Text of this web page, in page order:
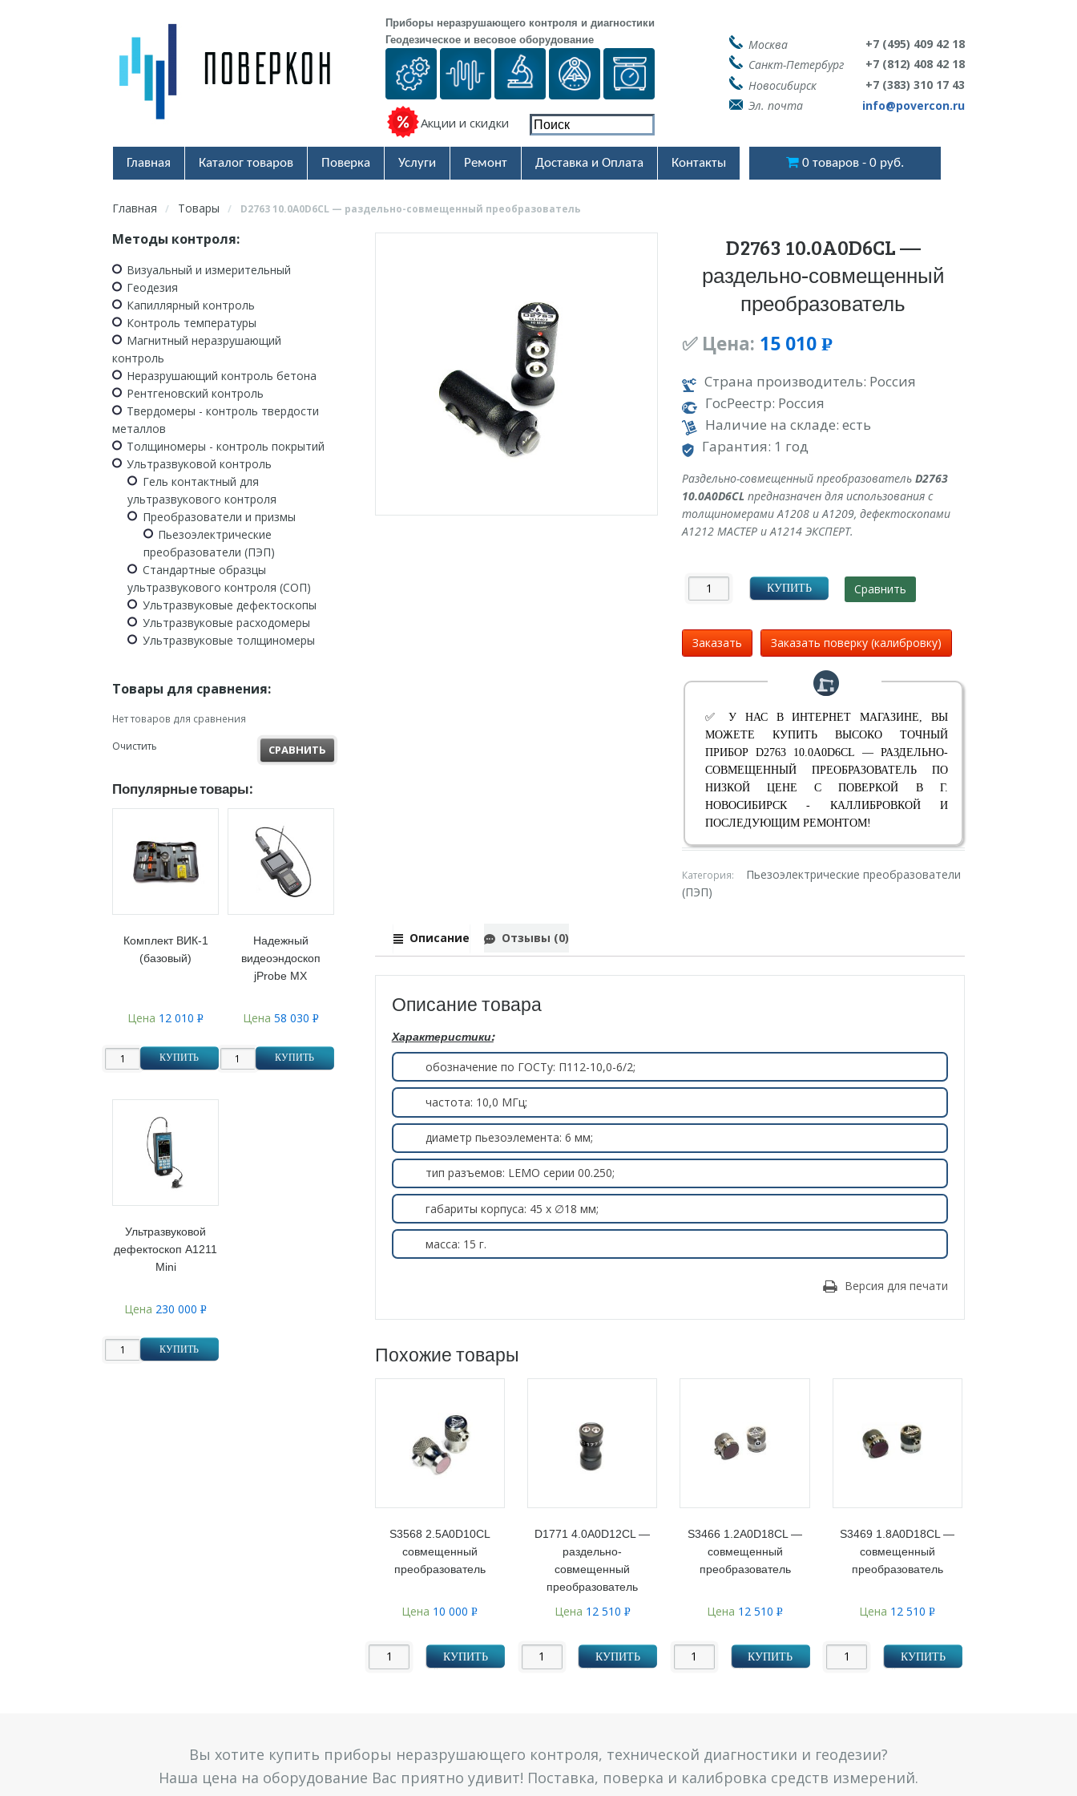
Приборы неразрушающего контроля и диагностики
Геодезическое и весовое оборудование
Акции и скидки
Москва
+7 (495) 409 42 18
Санкт-Петербург
+7 (812) 408 42 18
Новосибирск
+7 (383) 310 17 43
Эл. почта
info@povercon.ru
Главная Каталог товаров Поверка Услуги Ремонт Доставка и Оплата Контакты 0 товаров 0 руб.
Главная / Товары / D2763 10.0A0D6CL — раздельно-совмещенный преобразователь
D2763 10.0A0D6CL —
раздельно-совмещенный
преобразователь
✅ Цена: 15 010 Р
УБ.
Страна производитель: Россия
ГосРеестр: Россия
Наличие на складе: есть
Гарантия: 1 год
Раздельно-совмещенный преобразователь D2763
10.0A0D6CLпредназначен для использования с
толщиномерами А1208 и A1209, дефектоскопами
А1212 МАСТЕР и А1214 ЭКСПЕРТ.
КУПИТЬ Сравнить
Заказать Заказать поверку (калибровку)
✅ У НАС В ИНТЕРНЕТ МАГАЗИНЕ, ВЫ
МОЖЕТЕ КУПИТЬ ВЫСОКО ТОЧНЫЙ
ПРИБОР D2763 10.0A0D6CL — РАЗДЕЛЬНО-
СОВМЕЩЕННЫЙ ПРЕОБРАЗОВАТЕЛЬ ПО
НИЗКОЙ ЦЕНЕ С ПОВЕРКОЙ В Г.
НОВОСИБИРСК - КАЛЛИБРОВКОЙ И
ПОСЛЕДУЮЩИМ РЕМОНТОМ!
Категория:
Пьезоэлектрические преобразователи
(ПЭП)
Описание Отзывы (0)
Описание товара
Характеристики:
обозначение по ГОСТу: П112-10,0-6/2;
частота: 10,0 МГц;
диаметр пьезоэлемента: 6 мм;
тип разъемов: LEMO серии 00.250;
габариты корпуса: 45 х ∅18 мм;
масса: 15 г.
Версия для печати
Похожие товары
S3568 2.5A0D10CL
совмещенный
преобразователь
Цена 10 000Р
КУПИТЬ
D1771 4.0A0D12CL —
раздельно-
совмещенный
преобразователь
Цена 12 510 Р
КУПИТЬ
S3466 1.2A0D18CL —
совмещенный
преобразователь
Цена 12 510Р
КУПИТЬ
S3469 1.8A0D18CL —
совмещенный
преобразователь
Цена 12 510Р
КУПИТЬ
Методы контроля:
Визуальный и измерительный
Геодезия
Капиллярный контроль
Контроль температуры
Магнитный неразрушающий
контроль
Неразрушающий контроль бетона
Рентгеновский контроль
Твердомеры - контроль твердости
металлов
Толщиномеры - контроль покрытий
Ультразвуковой контроль
Гель контактный для
ультразвукового контроля
Преобразователи и призмы
Пьезоэлектрические
преобразователи (ПЭП)
Стандартные образцы
ультразвукового контроля (СОП)
Ультразвуковые дефектоскопы
Ультразвуковые расходомеры
Ультразвуковые толщиномеры
Товары для сравнения:
Нет товаров для сравнения
Очистить
СРАВНИТЬ
Популярные товары:
Комплект ВИК-1
(базовый)
Цена 12 010Р
КУПИТЬ
Надежный
видеоэндоскоп
jProbe MX
Цена 58 030 Р
КУПИТЬ
Ультразвуковой
дефектоскоп А1211
Mini
Цена 230 000Р
КУПИТЬ
Вы хотите купить приборы неразрушающего контроля, технической диагностики и геодезии?
Наша цена на оборудование Вас приятно удивит! Поставка, поверка и калибровка средств измерений.